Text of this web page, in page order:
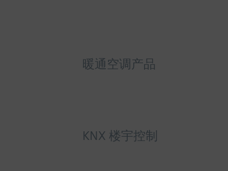
暖通空调产品
KNX 楼宇控制